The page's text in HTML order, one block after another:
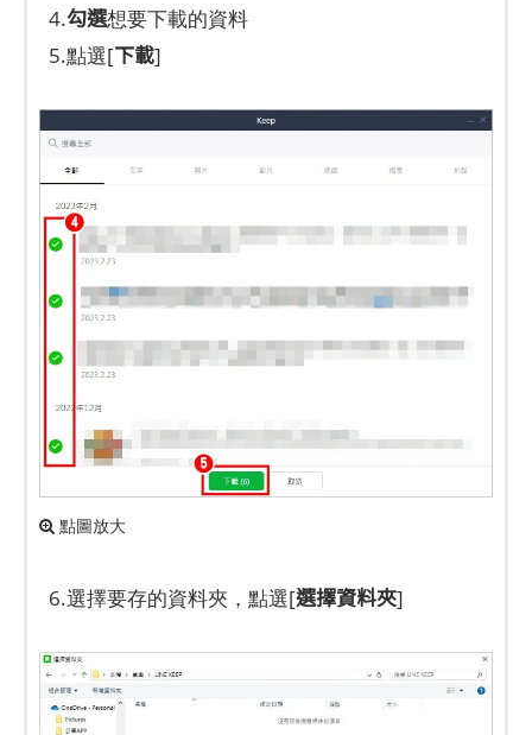
4.勾選想要下載的資料
5.點選[下載]
點圖放大
6.選擇要存的資料夾，點選[選擇資料夾]